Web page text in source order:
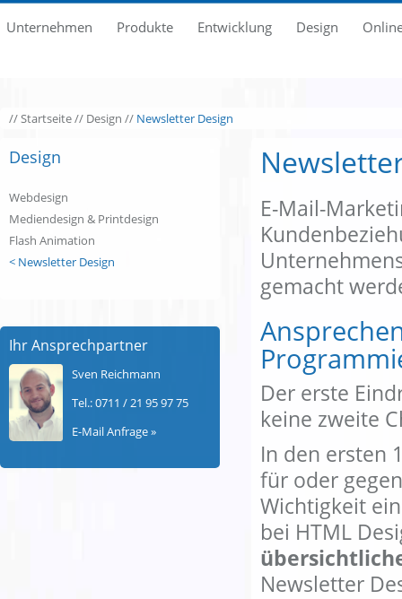
//Startseite// Design // Newsletter Design
E-Mail-
gemacht
Der erste
keine zweite
In den ersten
für oder
Wichtigkeit
bei HTML
Newsletter
Design
Webdesign
Mediendesign & Printdesign
Flash Animation
< Newsletter Design
Ihr Ansprechpartner
Sven Reichmann
Tel.: 0711 / 21 95 97 75
E-Mail Anfrage »
Unternehmen Produkte Entwicklung Design